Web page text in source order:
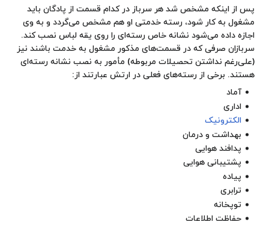
پس از اینکه مشخص شد هر سرباز در کدام قسمت از پادگان باید
مشغول به کار شود، رسته خدمتی او هم مشخص می‌گردد و به وی
اجازه داده می‌شود نشانه خاص رسته‌ای را روی یقه لباس نصب کند.
سربازان صرفی که در قسمت‌های مذکور مشغول به خدمت باشند نیز
(علی‌رغم نداشتن تحصیلات مربوطه) مأمور به نصب نشانه رسته‌ای
هستند. برخی از رسته‌های فعلی در ارتش عبارتند از:
آماد
اداری
الکترونیک
بهداشت و درمان
پدافند هوایی
پشتیبانی هوایی
پیاده
ترابری
توپخانه
حفاظت اطلاعات